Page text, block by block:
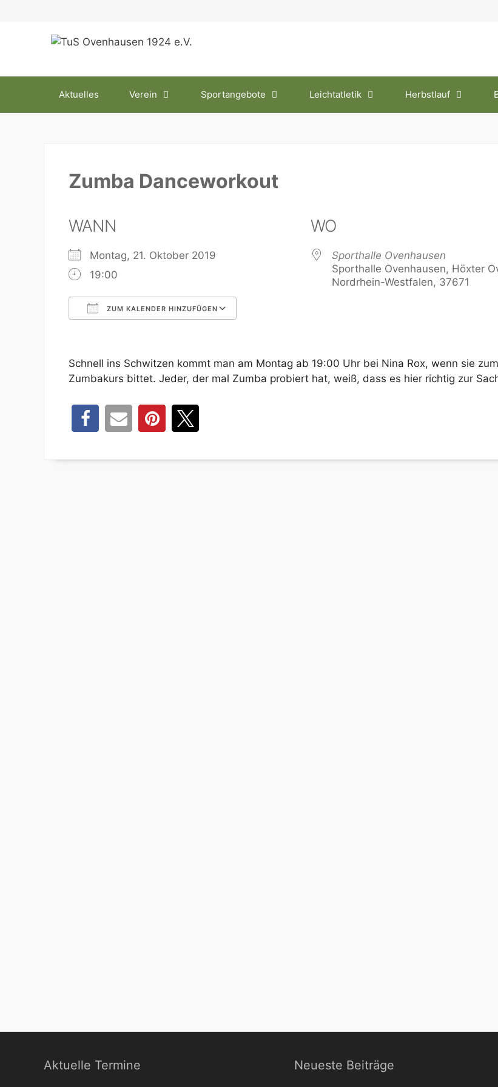
Aktuelles Verein Sportangebote Leichtatletik Herbstlauf
Zumba Danceworkout
WANN
Montag, 21. Oktober 2019
19:00
ZUM KALENDER HINZUFÜGEN
WO
Sporthalle Ovenhausen
Sporthalle Ovenhausen, Höxter
Nordrhein-Westfalen, 37671
Schnell ins Schwitzen kommt man am Montag ab 19:00 Uhr bei Nina Rox, wenn sie zum
Zumbakurs bittet. Jeder, der mal Zumba probiert hat, weiß, dass es hier richtig zur
Aktuelle Termine Neueste Beiträge